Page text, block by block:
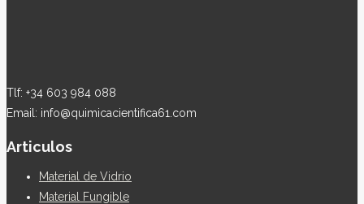
Tlf: +34 603 984 088
Email: info@quimicacientifica61.com
Articulos
Material de Vidrio
Material Fungible